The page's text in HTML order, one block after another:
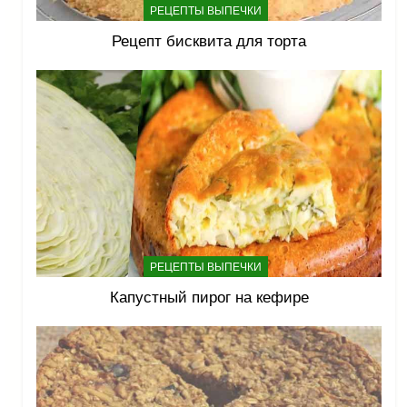
РЕЦЕПТЫ ВЫПЕЧКИ
Рецепт бисквита для торта
РЕЦЕПТЫ ВЫПЕЧКИ
Капустный пирог на кефире